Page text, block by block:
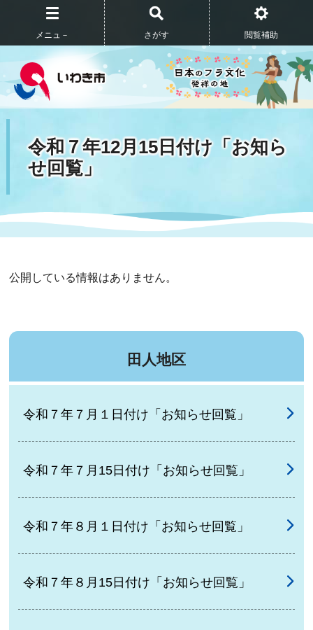
メニュ－ さがす 閲覧補助
令和７年12月15日付け「お知ら
せ回覧」
公開している情報はありません。
田人地区
令和７年７月１日付け「お知らせ回覧」
令和７年７月15日付け「お知らせ回覧」
令和７年８月１日付け「お知らせ回覧」
令和７年８月15日付け「お知らせ回覧」